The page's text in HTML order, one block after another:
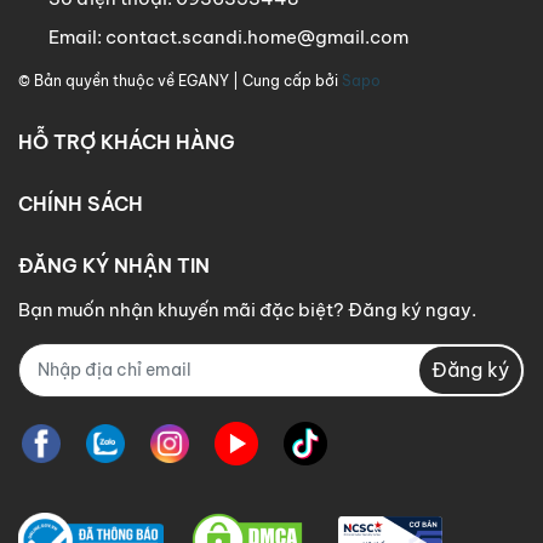
Email: contact.scandi.home@gmail.com
© Bản quyền thuộc về EGANY | Cung cấp bởi Sapo
HỖ TRỢ KHÁCH HÀNG
CHÍNH SÁCH
ĐĂNG KÝ NHẬN TIN
Bạn muốn nhận khuyến mãi đặc biệt? Đăng ký ngay.
Đăng ký